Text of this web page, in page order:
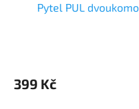
Pytel PUL
produktu
je
399 Kč